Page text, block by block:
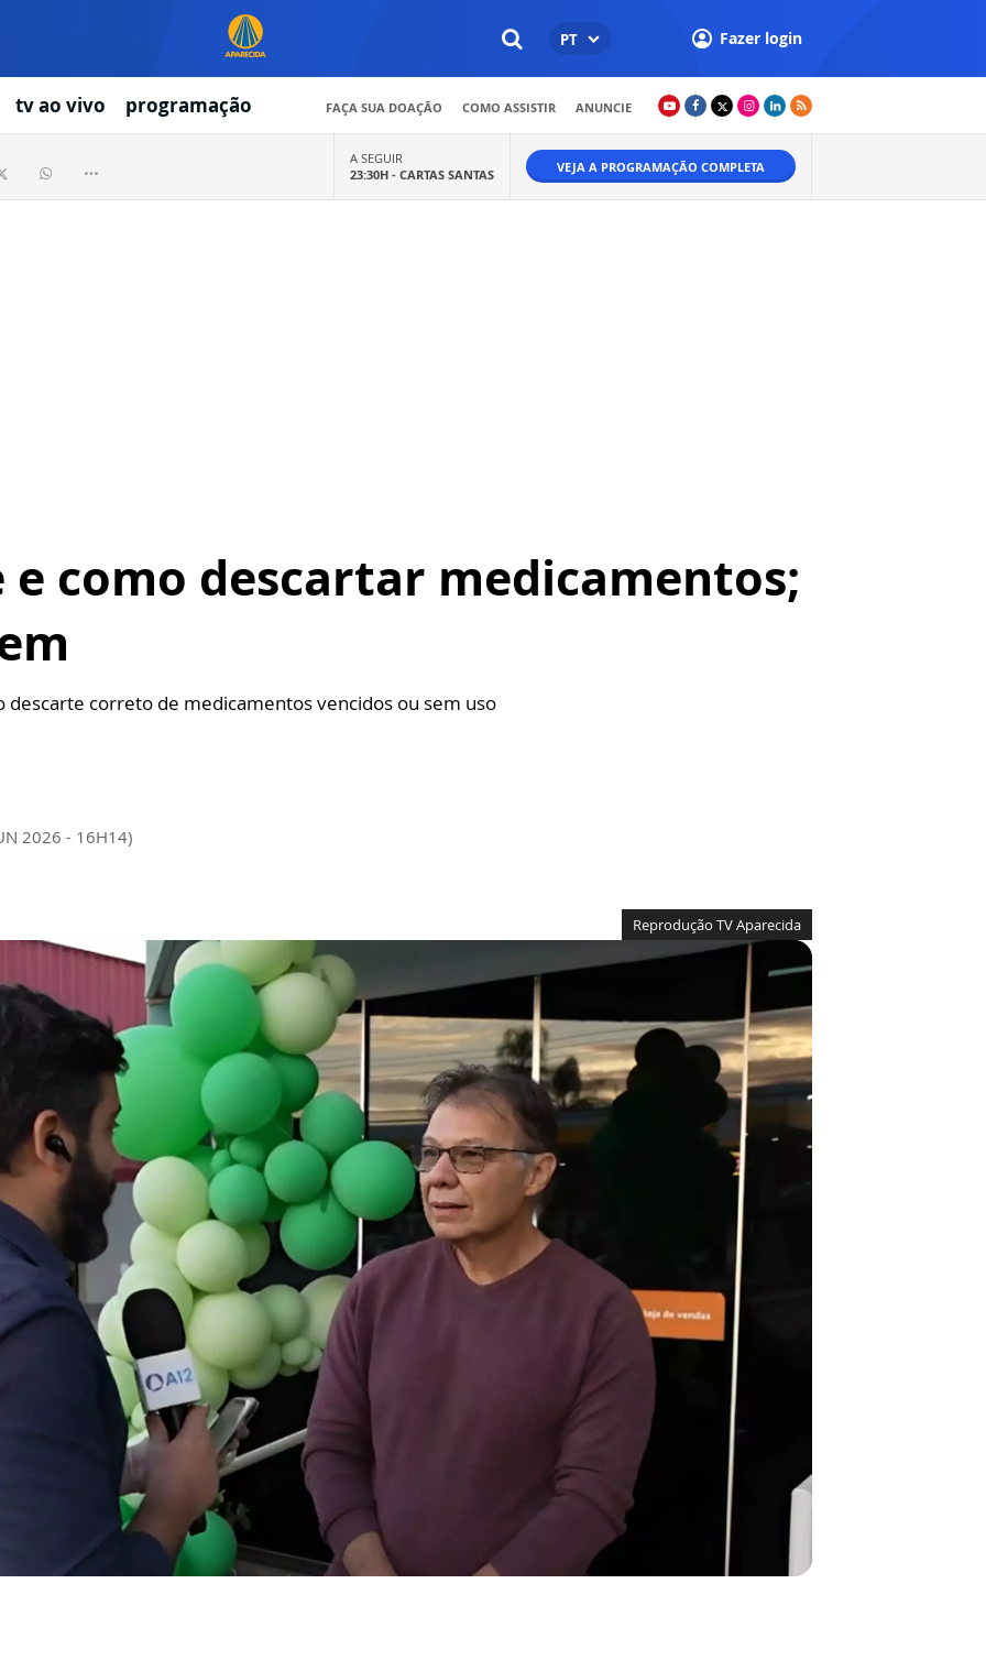
PT Fazer login
tv ao vivo programação FAÇA SUA DOAÇÃO COMO ASSISTIR ANUNCIE
A SEGUIR
23:30H - CARTAS SANTAS VEJA A PROGRAMAÇÃO COMPLETA
e como descartar medicamentos;
descarte correto de medicamentos vencidos ou sem uso
2026 - 16H14)
Reprodução TV Aparecida